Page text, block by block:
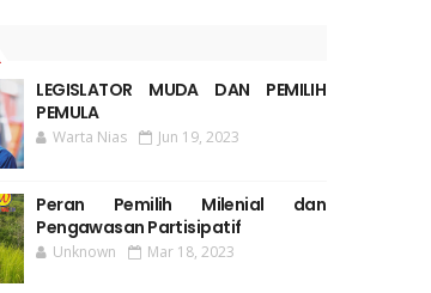
LEGISLATOR MUDA DAN PEMILIH
PEMULA
Warta Nias Jun 19, 2023
Peran Pemilih Milenial dan
Pengawasan Partisipatif
Unknown Mar 18, 2023